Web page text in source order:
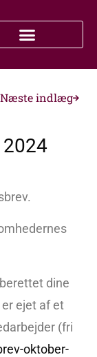
Næste indlæg
2024
dine
ejet af et
(fri
oktober-